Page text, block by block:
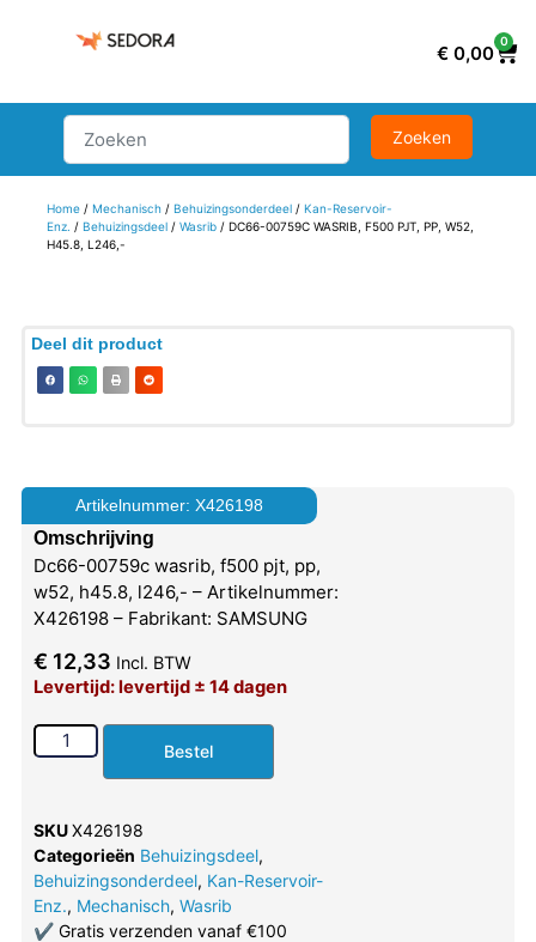
€ 0,00
0
Home/ Mechanisch/ Behuizingsonderdeel/ Kan-Reservoir-
Enz. / Behuizingsdeel/ Wasrib/ DC66-00759C WASRIB, F500 PJT, PP, W52,
H45.8, L246,-
Deel dit product
Artikelnummer: X426198
Omschrijving
Dc66-00759c wasrib, f500 pjt, pp,
w52, h45.8, l246,- – Artikelnummer:
X426198 – Fabrikant: SAMSUNG
€ 12,33 Incl. BTW
Levertijd: levertijd ± 14 dagen
Bestel
SKUX426198
Categorieën Behuizingsdeel,
Behuizingsonderdeel, Kan-Reservoir-
Enz., Mechanisch, Wasrib
✔Gratis verzenden vanaf €100